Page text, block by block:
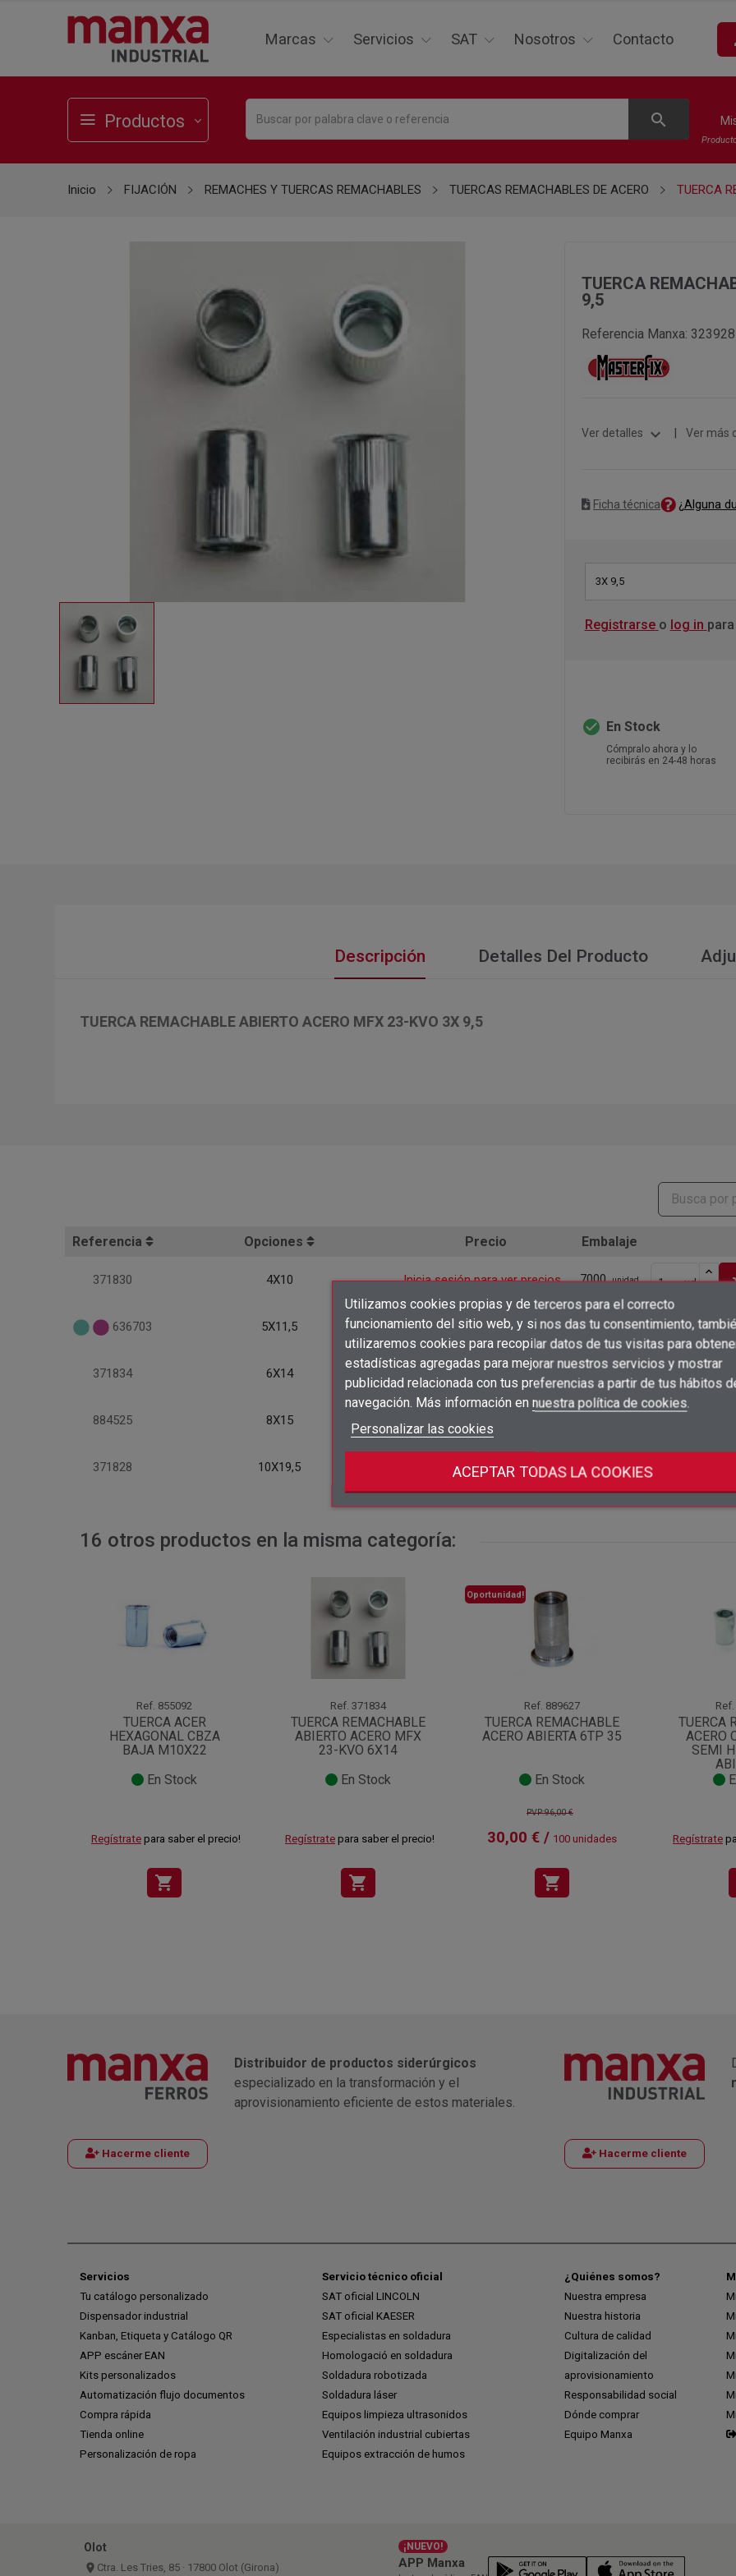
Añadir a la lista de deseos×
add_circle_outline
Crear nueva lista
Crear lista de deseos ×
Nombre de la lista de deseos
Cancelar Crear lista de deseos
Iniciar sesión ×
Debe iniciar sesión para guardar productos en su lista de deseos.
Marcas Servicios SAT Nosotros Contacto
Productos search
Utilizamos cookies propias y de terceros para el correcto
funcionamiento del sitio web, y si nos das tu consentimiento,
utilizaremos cookies para recopilar datos de tus visitas para
estadísticas agregadas para mejorar nuestros servicios y mostrar
publicidad relacionada con tus preferencias a partir de tus hábitos
navegación. Más información en nuestra política de cookies.
Personalizar las cookies
ACEPTAR TODAS LA COOKIES
Inicio FIJACIÓN REMACHES Y TUERCAS REMACHABLES TUERCAS REMACHABLES DE ACERO TUERCA
TUERCA
9,5
Referencia Manxa: 323928
Ver detalles expand_more Ver más
Ficha técnica ¿Alguna
3X 9,5
Registrarse o log in
check_circle En Stock
Cómpralo ahora y lo
recibirás en 24-48 horas
Descripción Detalles Del Producto
TUERCA REMACHABLE ABIERTO ACERO MFX 23-KVO 3X 9,5
Referencia Opciones Precio Embalaje
371830 4X10 Inicia sesión para ver precios 7000 unidad ud
636703 5X11,5 Inicia sesión para ver precios 250 unidad ud
371834 6X14 Inicia sesión para ver precios 5000 ud
884525 8X15 Inicia sesión para ver precios
371828 10X19,5 Inicia sesión para ver precios 250 unidad
16 otros productos en la misma categoría:
Ref. 855092
TUERCA ACER
HEXAGONAL CBZA
BAJA M10X22
En Stock
Regístrate para saber el precio!
shopping_cart
Ref. 371834
TUERCA REMACHABLE
ABIERTO ACERO MFX
23-KVO 6X14
En Stock
Regístrate para saber el precio!
shopping_cart
Oportunidad!
Ref. 889627
TUERCA REMACHABLE
ACERO ABIERTA 6TP 35
En Stock
PVP:96,00 €
30,00 € / 100 unidades
shopping_cart
Ref.
TUERCA
ACERO
SEMI
Regístrate
Hacerme cliente
Distribuidor de productos siderúrgicos
especializado en la transformación y el
aprovisionamiento eficiente de estos materiales.
Hacerme cliente
Servicios
Tu catálogo personalizado
Dispensador industrial
Kanban, Etiqueta y Catálogo QR
APP escáner EAN
Kits personalizados
Automatización flujo documentos
Compra rápida
Tienda online
Personalización de ropa
Servicio técnico oficial
SAT oficial LINCOLN
SAT oficial KAESER
Especialistas en soldadura
Homologació en soldadura
Soldadura robotizada
Soldadura láser
Equipos limpieza ultrasonidos
Ventilación industrial cubiertas
Equipos extracción de humos
¿Quiénes somos?
Nuestra empresa
Nuestra historia
Cultura de calidad
Digitalización del
aprovisionamiento
Responsabilidad social
Dónde comprar
Equipo Manxa
Olot
place Ctra. Les Tries, 85 · 17800 Olot (Girona)
¡NUEVO!
APP Manxa